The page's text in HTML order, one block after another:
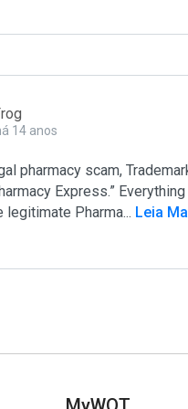
14 anos
pharmacy scam,
Express.”
legitimate Pharma... Leia